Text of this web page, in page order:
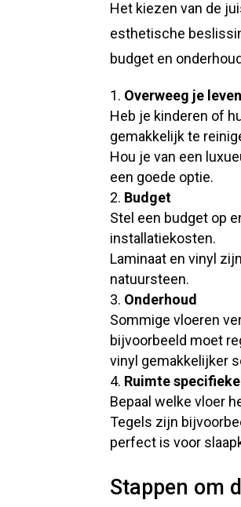
Het kiezen van de
esthetische
budget en
Overweeg je
Heb je kinderen of
gemakkelijk te
Hou je van een
een goede optie.
Budget
Stel een budget op
installatiekosten.
Laminaat en vinyl
natuursteen.
Onderhoud
Sommige vloeren
bijvoorbeeld moet
vinyl gemakkelijker
Ruimte
Bepaal welke vloer
Tegels zijn
perfect is voor
Stappen om